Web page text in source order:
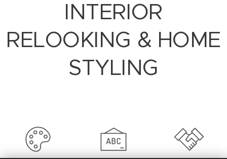
INTERIOR
RELOOKING & HOME
STYLING